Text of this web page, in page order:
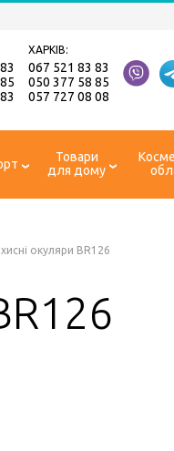
ХАРКІВ:
067 521 83 83
050 377 58 85
057 727 08 08
Товари
для дому
окуляри BR126